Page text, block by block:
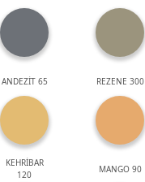
ANDEZİT 65 REZENE 300
KEHRİBAR
120
MANGO 90